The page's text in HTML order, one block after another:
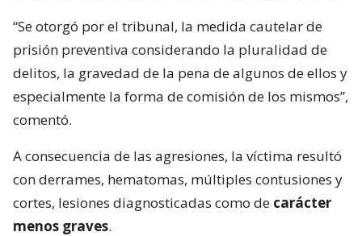
“Se otorgó por el tribunal, la medida cautelar de
prisión preventiva considerando la pluralidad de
delitos, la gravedad de la pena de algunos de ellos y
especialmente la forma de comisión de los mismos”,
comentó.
A consecuencia de las agresiones, la víctima resultó
con derrames, hematomas, múltiples contusiones y
cortes, lesiones diagnosticadas como de carácter
menos graves.